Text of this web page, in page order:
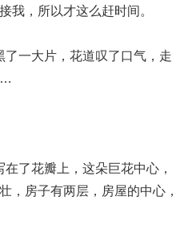
我，所以才这么赶时间。
一大片，花道叹了口气，走
了花瓣上，这朵巨花中心，
，房子有两层，房屋的中心，